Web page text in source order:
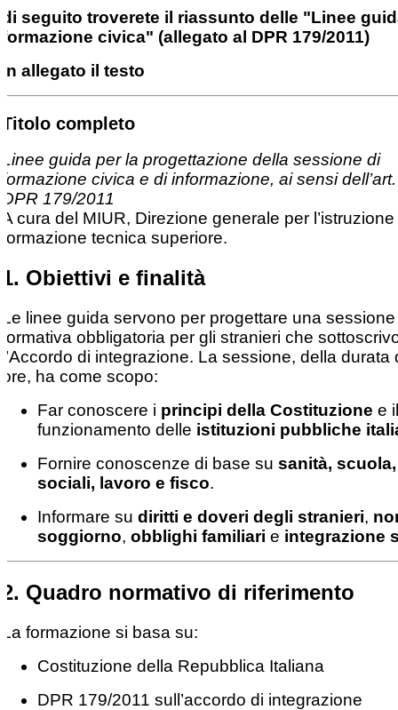
di seguito troverete il riassunto delle "Linee
formazione civica" (allegato al DPR 179/2011)
in allegato il testo
Titolo completo
Linee guida per la progettazione della sessione di
formazione civica e di informazione, ai sensi
DPR 179/2011
A cura del MIUR, Direzione generale per l’istruzione
formazione tecnica superiore.
1. Obiettivi e finalità
Le linee guida servono per progettare una sessione
formativa obbligatoria per gli stranieri che
l’Accordo di integrazione. La sessione, della durata
ore, ha come scopo:
Far conoscere i principi della Costituzione e il
funzionamento delle istituzioni pubbliche
Fornire conoscenze di base su sanità,
sociali, lavoro e fisco.
Informare su diritti e doveri degli stranieri,
soggiorno, obblighi familiari e integrazione
2. Quadro normativo di riferimento
La formazione si basa su:
Costituzione della Repubblica Italiana
DPR 179/2011 sull’accordo di integrazione